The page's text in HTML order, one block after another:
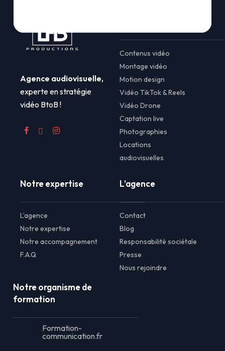
Agence audiovisuelle,
experte en stratégie
vidéo BtoB !
Contenus vidéo
Montage vidéo
Motion design
Vidéo TikTok & Reels
Vidéo Drone
Captation live
Photographies
Locations
audiovisuelles
Notre expertise
L’agence
Notre expertise
Notre accompagnement
F.A.Q
L’agence
Contact
Blog
Responsabilité sociétale
Presse
Nous rejoindre
Notre organisme de
formation
Formation-
communication.fr